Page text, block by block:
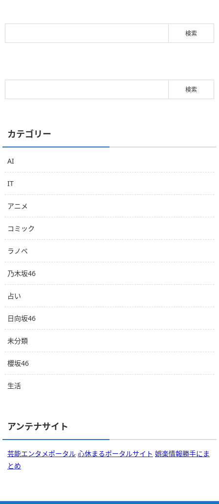
カテゴリー
AI
IT
アニメ
コミック
ラノベ
乃木坂46
占い
日向坂46
未分類
櫻坂46
生活
アンテナサイト
芸能エンタメポータル 心休まるポータルサイト 娯楽情報勝手にま
とめ